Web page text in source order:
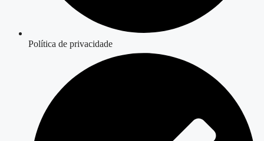
Política de privacidade